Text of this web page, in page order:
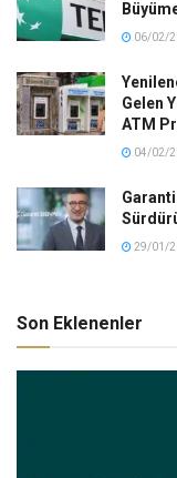
06/02/
Gelen
ATM
04/02/
29/01/
Son Eklenenler